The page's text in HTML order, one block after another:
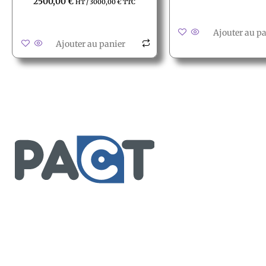
HT /3000,00€TTC
Ajouter au panier
Ajouter au